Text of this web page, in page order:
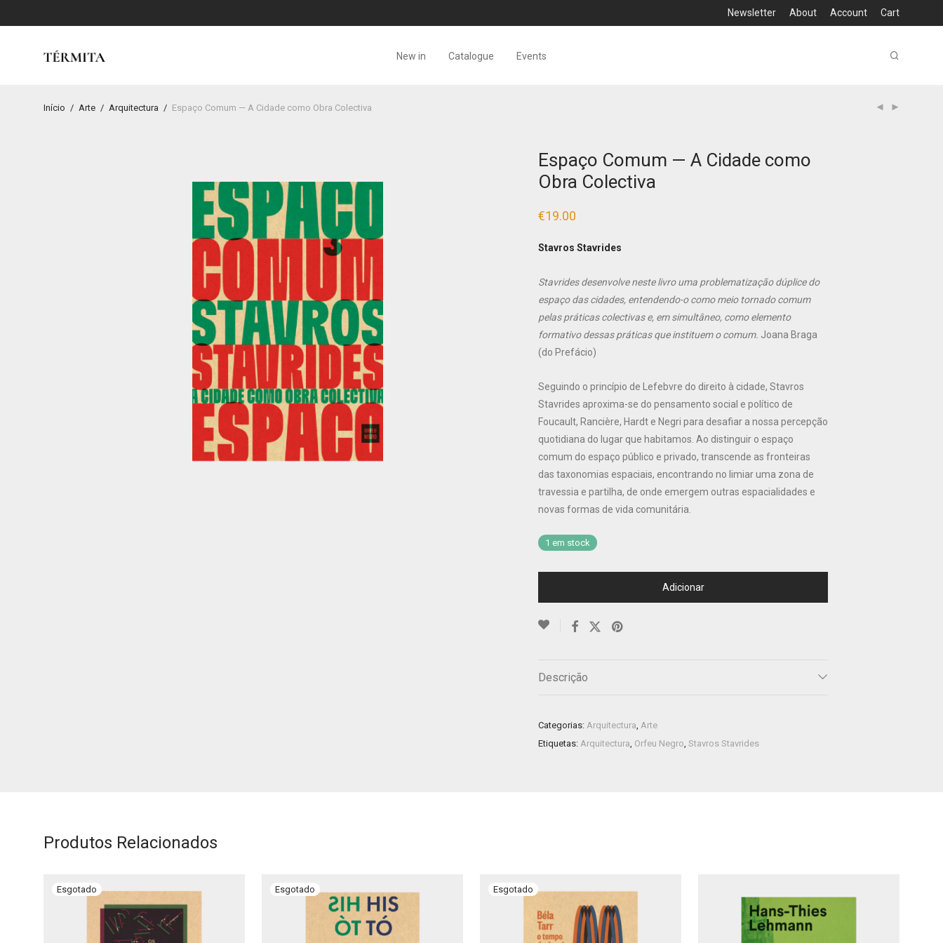
Newsletter About Account Cart
New in Catalogue Events
Início / Arte / Arquitectura / Espaço Comum — A Cidade como Obra Colectiva
Espaço Comum — A Cidade como
Obra Colectiva
€19.00
Stavros Stavrides
Stavrides desenvolve neste livro uma problematização dúplice do
espaço das cidades, entendendo-o como meio tornado comum
pelas práticas colectivas e, em simultâneo, como elemento
formativo dessas práticas que instituem o comum. Joana Braga
(do Prefácio)
Seguindo o princípio de Lefebvre do direito à cidade, Stavros
Stavrides aproxima-se do pensamento social e político de
Foucault, Rancière, Hardt e Negri para desafiar a nossa percepção
quotidiana do lugar que habitamos. Ao distinguir o espaço
comum do espaço público e privado, transcende as fronteiras
das taxonomias espaciais, encontrando no limiar uma zona de
travessia e partilha, de onde emergem outras espacialidades e
novas formas de vida comunitária.
1 em stock
Adicionar
Descrição
Categorias: Arquitectura, Arte
Etiquetas: Arquitectura, Orfeu Negro, Stavros Stavrides
Produtos Relacionados